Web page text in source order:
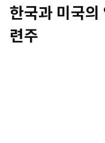
한국과 미국
련주